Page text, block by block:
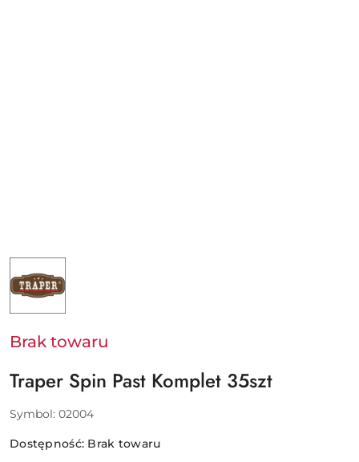
NAZWA
PRODUCENTA:
TRAPER
Brak towaru
Traper Spin Past Komplet 35szt
Symbol: 02004
Dostępność: Brak towaru